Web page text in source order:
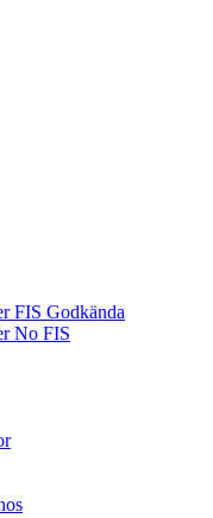
FIS Godkända
No FIS